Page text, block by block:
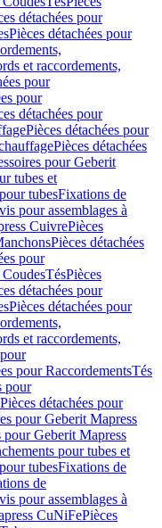
détachées pour
Pièces détachées pour
et raccordements,
pour
pour
détachées pour
Pièces détachées pour
Pièces détachées
pour Geberit
tubes et
tubesFixations de
pour assemblages à
CuivrePièces
Pièces détachées
pour
CoudesTésPièces
détachées pour
Pièces détachées pour
et raccordements,
pour RaccordementsTés
pour
Pièces détachées pour
pour Geberit Mapress
pour Geberit Mapress
pour tubes et
tubesFixations de
de
pour assemblages à
CuNiFePièces